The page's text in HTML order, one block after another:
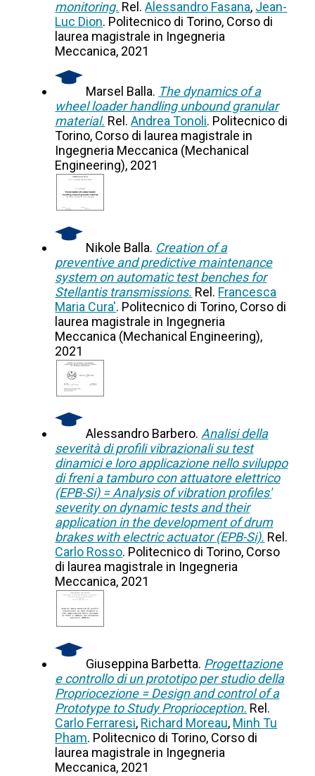
monitoring. Rel.Alessandro Fasana, Jean-
Luc Dion. Politecnico di Torino, Corso di
laurea magistrale in Ingegneria
Meccanica, 2021
Marsel Balla. The dynamics of a
wheel loader handling unbound granular
material. Rel.Andrea Tonoli. Politecnico di
Torino, Corso di laurea magistrale in
Ingegneria Meccanica (Mechanical
Engineering), 2021
Nikole Balla. Creation of a
preventive and predictive maintenance
system on automatic test benches for
Stellantis transmissions. Rel. Francesca
Maria Cura'. Politecnico di Torino, Corso di
laurea magistrale in Ingegneria
Meccanica (Mechanical Engineering),
2021
Alessandro Barbero. Analisi della
severità di profili vibrazionali su test
dinamici e loro applicazione nello sviluppo
di freni a tamburo con attuatore elettrico
(EPB-Si) = Analysis of vibration profiles'
severity on dynamic tests and their
application in the development of drum
brakes with electric actuator (EPB-Si). Rel.
Carlo Rosso. Politecnico di Torino, Corso
di laurea magistrale in Ingegneria
Meccanica, 2021
Giuseppina Barbetta. Progettazione
e controllo di un prototipo per studio della
Propriocezione = Design and control of a
Prototype to Study Proprioception. Rel.
Carlo Ferraresi, Richard Moreau, Minh Tu
Pham. Politecnico di Torino, Corso di
laurea magistrale in Ingegneria
Meccanica, 2021